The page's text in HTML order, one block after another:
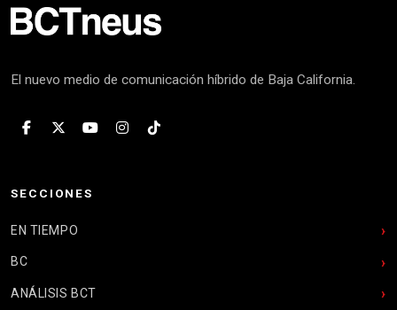
El nuevo medio de comunicación híbrido de Baja California.
SECCIONES
EN TIEMPO
BC
ANÁLISIS BCT